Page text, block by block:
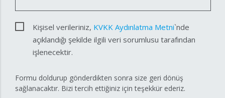
Kişisel verileriniz, KVKK Aydınlatma Metni`nde
açıklandığı şekilde ilgili veri sorumlusu tarafından
işlenecektir.
Formu doldurup gönderdikten sonra size geri dönüş
sağlanacaktır. Bizi tercih ettiğiniz için teşekkür ederiz.